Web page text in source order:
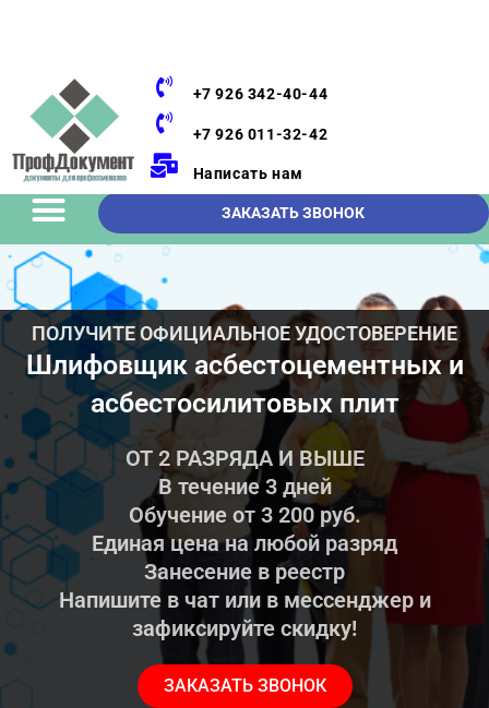
+7 926 342-40-44
+7 926 011-32-42
Написать нам
ЗАКАЗАТЬ ЗВОНОК
ПОЛУЧИТЕ ОФИЦИАЛЬНОЕ УДОСТОВЕРЕНИЕ
Шлифовщик асбестоцементных и
асбестосилитовых плит
ОТ 2 РАЗРЯДА И ВЫШЕ
В течение 3 дней
Обучение от 3 200 руб.
Единая цена на любой разряд
Занесение в реестр
Напишите в чат или в мессенджер и
зафиксируйте скидку!
ЗАКАЗАТЬ ЗВОНОК